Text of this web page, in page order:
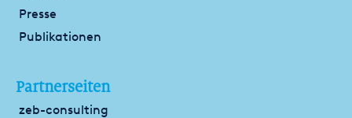
Presse
Publikationen
Partnerseiten
zeb-consulting